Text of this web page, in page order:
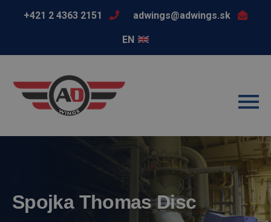
+421 2 4363 2151 adwings@adwings.sk
EN
Spojka Thomas Disc